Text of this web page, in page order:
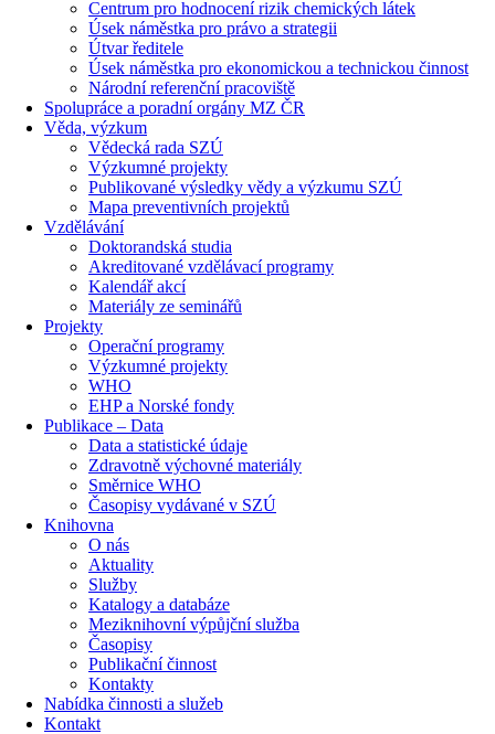
Centrum pro hodnocení rizik chemických látek
Úsek náměstka pro právo a strategii
Útvar ředitele
Úsek náměstka pro ekonomickou a technickou činnost
Národní referenční pracoviště
Spolupráce a poradní orgány MZ ČR
Věda, výzkum
Vědecká rada SZÚ
Výzkumné projekty
Publikované výsledky vědy a výzkumu SZÚ
Mapa preventivních projektů
Vzdělávání
Doktorandská studia
Akreditované vzdělávací programy
Kalendář akcí
Materiály ze seminářů
Projekty
Operační programy
Výzkumné projekty
WHO
EHP a Norské fondy
Publikace – Data
Data a statistické údaje
Zdravotně výchovné materiály
Směrnice WHO
Časopisy vydávané v SZÚ
Knihovna
O nás
Aktuality
Služby
Katalogy a databáze
Meziknihovní výpůjční služba
Časopisy
Publikační činnost
Kontakty
Nabídka činnosti a služeb
Kontakt